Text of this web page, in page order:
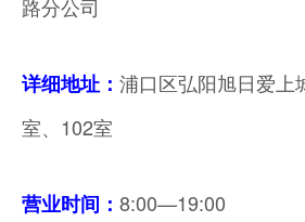
路分公司
详细地址： 浦口区弘阳旭日爱上
室、102室
营业时间： 8:00—19:00